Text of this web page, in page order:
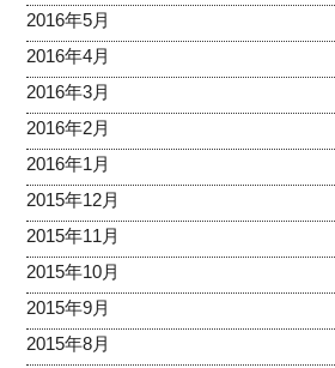
2016年5月
2016年4月
2016年3月
2016年2月
2016年1月
2015年12月
2015年11月
2015年10月
2015年9月
2015年8月